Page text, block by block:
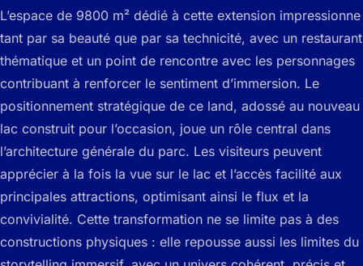
L’espace de 9800 m² dédié à cette extension impressionne
tant par sa beauté que par sa technicité, avec un restaurant
thématique et un point de rencontre avec les personnages
contribuant à renforcer le sentiment d’immersion. Le
positionnement stratégique de ce land, adossé au nouveau
lac construit pour l’occasion, joue un rôle central dans
l’architecture générale du parc. Les visiteurs peuvent
apprécier à la fois la vue sur le lac et l’accès facilité aux
principales attractions, optimisant ainsi le flux et la
convivialité. Cette transformation ne se limite pas à des
constructions physiques : elle repousse aussi les limites du